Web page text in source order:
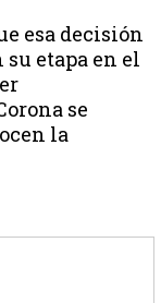
esa decisión
su etapa en el
se
la